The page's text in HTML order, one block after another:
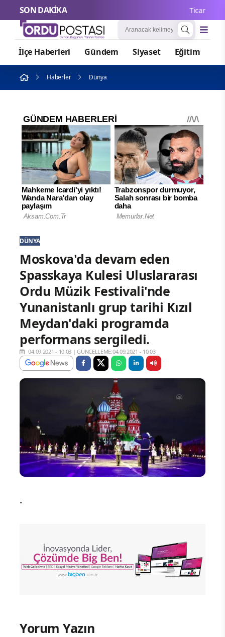
SON DAKİKA Ticaret
İlçe Haberleri Gündem Siyaset Eğitim
Haberler Dünya
DÜNYA
Moskova'da devam eden
Spasskaya Kulesi Uluslararası
Ordu Müzik Festivali'nde
Yunanistanlı grup tarihi Kızıl
Meydan'daki programda
performans sergiledi.
04.09.2021 - 10:03 |GÜNCELLEME:04.09.2021 - 10:03
.
Yorum Yazın